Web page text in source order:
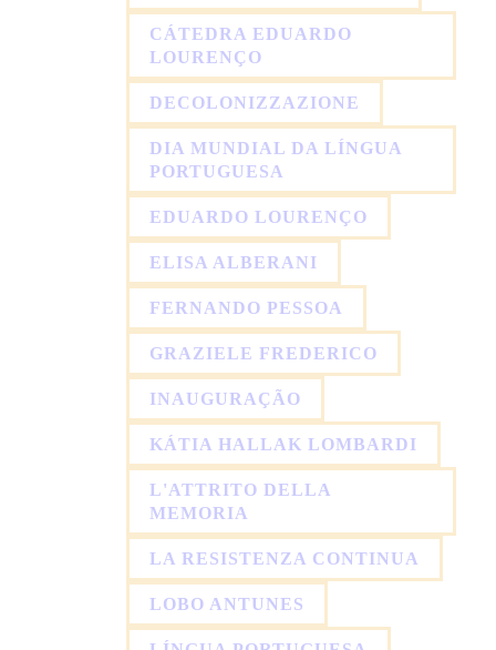
CÁTEDRA EDUARDO
LOURENÇO
DECOLONIZZAZIONE
DIA MUNDIAL DA LÍNGUA
PORTUGUESA
EDUARDO LOURENÇO
ELISA ALBERANI
FERNANDO PESSOA
GRAZIELE FREDERICO
INAUGURAÇÃO
KÁTIA HALLAK LOMBARDI
L'ATTRITO DELLA
MEMORIA
LA RESISTENZA CONTINUA
LOBO ANTUNES